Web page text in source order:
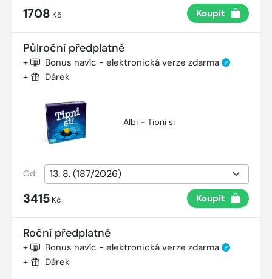
1708 Kč Koupit
Půlroční předplatné
+ Bonus navíc - elektronická verze zdarma ?
+ Dárek
Albi - Tipni si
Od:
3415 Kč Koupit
Roční předplatné
+ Bonus navíc - elektronická verze zdarma ?
+ Dárek